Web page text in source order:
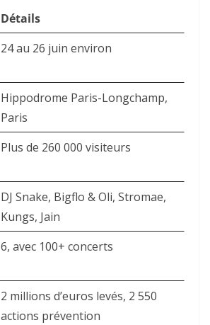
Détails
24 au 26 juin environ
Hippodrome Paris-Longchamp,
Paris
Plus de 260 000 visiteurs
DJ Snake, Bigflo & Oli, Stromae,
Kungs, Jain
6, avec 100+ concerts
2 millions d’euros levés, 2 550
actions prévention